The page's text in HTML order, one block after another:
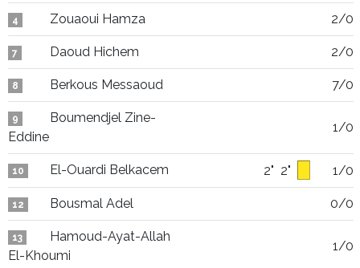
4 Zouaoui Hamza 2/0
7 Daoud Hichem 2/0
8 Berkous Messaoud 7/0
9
Boumendjel Zine-
Eddine
1/0
10 El-Ouardi Belkacem 2" 2" 1/0
12 Bousmal Adel 0/0
13
Hamoud-Ayat-Allah
El-Khoumi
1/0